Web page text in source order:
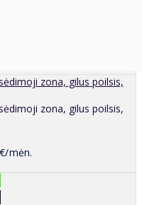
zona, gilus poilsis,
zona, gilus poilsis,
mėn.